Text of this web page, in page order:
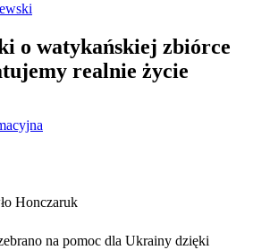
o watykańskiej zbiórce
realnie życie
Honczaruk
na pomoc dla Ukrainy dzięki